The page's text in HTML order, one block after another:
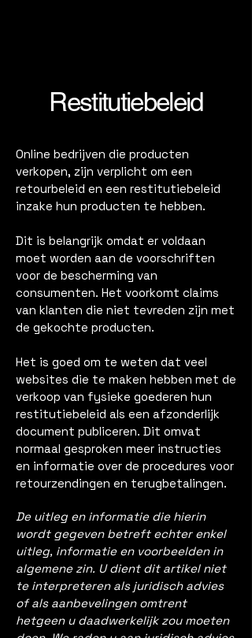
Restitutiebeleid
Online bedrijven die producten
verkopen, zijn verplicht om een
retourbeleid en een restitutiebeleid
inzake hun producten te hebben.
Dit is belangrijk omdat er voldaan
moet worden aan de voorschriften
voor de bescherming van
consumenten. Het voorkomt claims
van klanten die niet tevreden zijn met
de gekochte producten.
Het is goed om te weten dat veel
websites die te maken hebben met de
verkoop van fysieke goederen hun
restitutiebeleid als een afzonderlijk
document publiceren. Dit omvat
normaal gesproken meer instructies
en informatie over de procedures voor
retourzendingen en terugbetalingen.
De uitleg en informatie die hierin
wordt gegeven betreft echter enkel
uitleg, informatie en voorbeelden in
algemene zin. U dient dit artikel niet
te interpreteren als juridisch advies
of als aanbevelingen omtrent
hetgeen u daadwerkelijk zou moeten